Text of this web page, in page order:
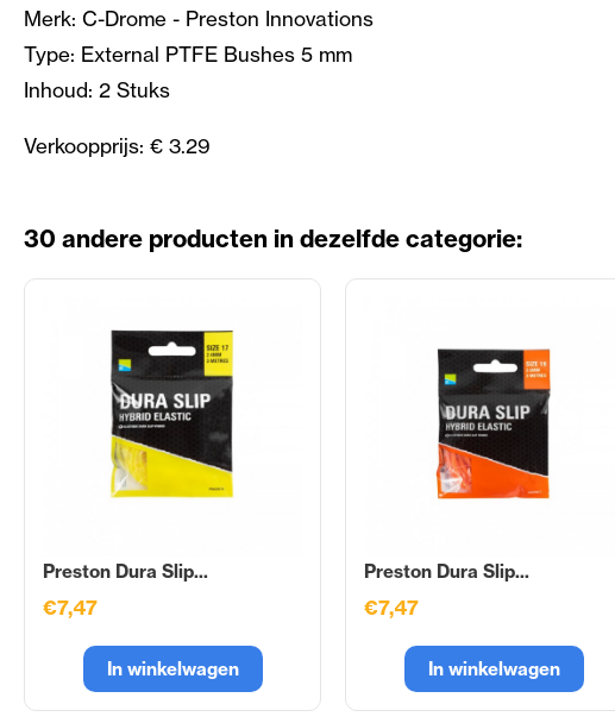
Merk: C-Drome - Preston Innovations
Type: External PTFE Bushes 5 mm
Inhoud: 2 Stuks
Verkoopprijs: € 3.29
30 andere producten in dezelfde categorie:
Preston Dura Slip...
€7,47
In winkelwagen
Preston Dura Slip...
€7,47
In winkelwagen